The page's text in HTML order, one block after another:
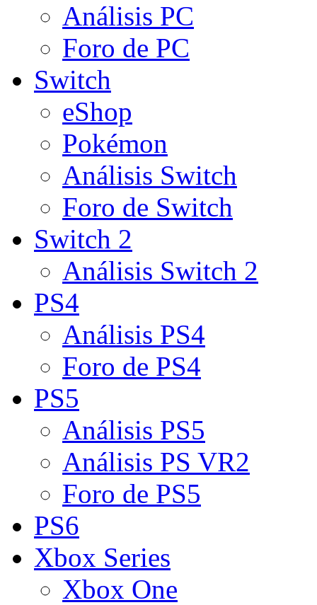
Análisis PC
Foro de PC
Switch
eShop
Pokémon
Análisis Switch
Foro de Switch
Switch 2
Análisis Switch 2
PS4
Análisis PS4
Foro de PS4
PS5
Análisis PS5
Análisis PS VR2
Foro de PS5
PS6
Xbox Series
Xbox One